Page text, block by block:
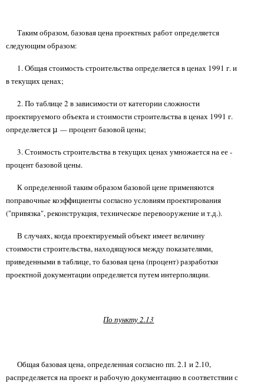
Таким образом, базовая цена проектных работ определяется
следующим образом:
1. Общая стоимость строительства определяется в ценах 1991 г. и
в текущих ценах;
2. По таблице 2 в зависимости от категории сложности
проектируемого объекта и стоимости строительства в ценах 1991 г.
определяетсяµ —процент базовой цены;
3. Стоимость строительства в текущих ценах умножается на ее -
процент базовой цены.
К определенной таким образом базовой цене применяются
поправочные коэффициенты согласно условиям проектирования
("привязка", реконструкция, техническое перевооружение и т.д.).
В случаях, когда проектируемый объект имеет величину
стоимости строительства, находящуюся между показателями,
приведенными в таблице, то базовая цена (процент) разработки
проектной документации определяется путем интерполяции.
По пункту 2.13
Общая базовая цена, определенная согласно пп. 2.1 и 2.10,
распределяется на проект и рабочую документацию в соответствии с